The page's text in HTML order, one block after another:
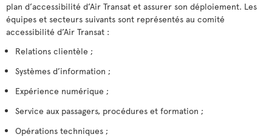
plan d’accessibilité d’Air Transat et assurer son déploiement. Les
équipes et secteurs suivants sont représentés au comité
accessibilité d’Air Transat :
Relations clientèle ;
Systèmes d’information ;
Expérience numérique ;
Service aux passagers, procédures et formation ;
Opérations techniques ;